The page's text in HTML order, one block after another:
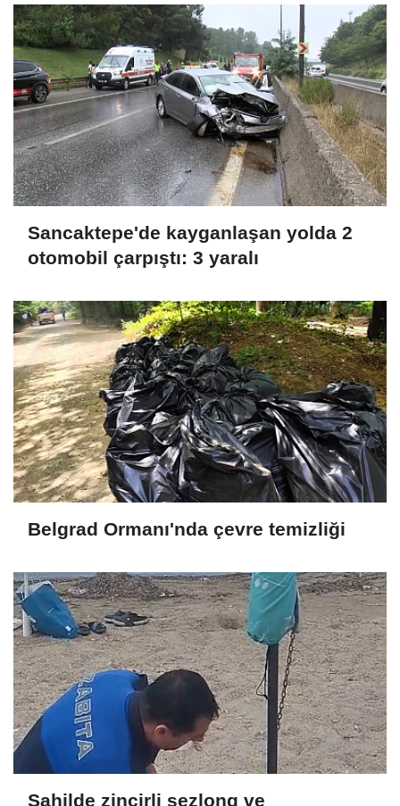
Sancaktepe'de kayganlaşan yolda 2
otomobil çarpıştı: 3 yaralı
Belgrad Ormanı'nda çevre temizliği
Sahilde zincirli şezlong ve